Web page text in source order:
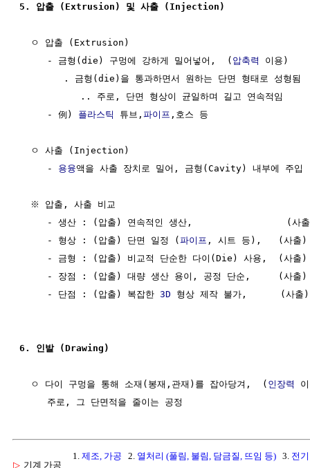
5. 압출 (Extrusion) 및 사출 (Injection)
  ㅇ 압출 (Extrusion)
     - 금형(die) 구멍에 강하게 밀어넣어,  (
압축력
이용)
        . 금형(die)을 통과하면서 원하는 단면 형태로 성형됨
           .. 주로, 단면 형상이 균일하며 길고 연속적임
     - 例)
플라스틱 튜브, 파이프 ,호스 등
  ㅇ 사출 (Injection)
     -
용융액을 사출 장치로 밀어, 금형(Cavity) 내부에 주입
  ※ 압출, 사출 비교
- 생산 : (압출) 연속적인 생산,                 (사출
     - 형상 : (압출) 단면 일정 (
파이프 , 시트 등),   (사출)
- 금형 : (압출) 비교적 단순한 다이(Die) 사용,  (사출)
- 장점 : (압출) 대량 생산 용이, 공정 단순,     (사출)
     - 단점 : (압출) 복잡한
3D 형상 제작 불가,      (사출
6. 인발 (Drawing)
  ㅇ 다이 구멍을 통해 소재(봉재,관재)를 잡아당겨,  (
인장력
▷ 기계 가공
1. 제조, 가공 2. 열처리 (풀림, 불림, 담금질, 뜨임 등) 3. 전